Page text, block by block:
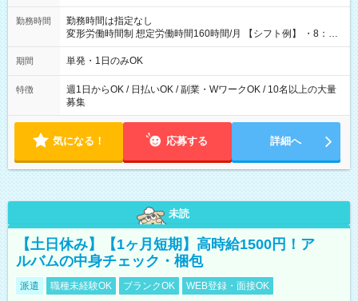
勤務時間
勤務時間は指定なし
変形労働時間制 想定労働時間160時間/月 【シフト例】 ・8：00
～21：00
期間 単発・1日のみOK
特徴
週1日からOK / 日払いOK / 副業・WワークOK / 10名以上の大量
募集
気になる！ 応募する 詳細へ
未読
【土日休み】【1ヶ月短期】高時給1500円！ア
ルバムの中身チェック・梱包
派遣 職種未経験OK ブランクOK WEB登録・面接OK